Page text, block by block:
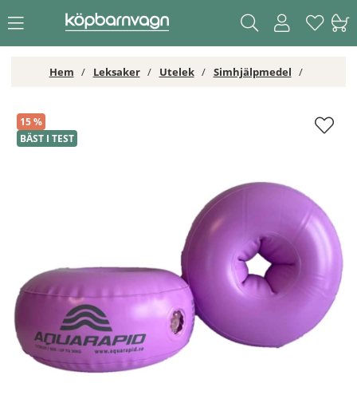
Hem Leksaker Utelek Simhjälpmedel
15
BÄST I TEST
Aquarapid Armringar Lila 1-6 år